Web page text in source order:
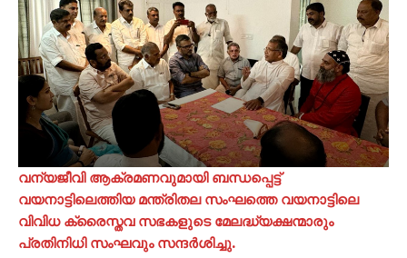
വന്യജീവി ആക്രമണവുമായി ബന്ധപ്പെട്ട്
വയനാട്ടിലെത്തിയ മന്ത്രിതല സംഘത്തെ വയനാട്ടിലെ
വിവിധ ക്രൈസ്തവ സഭകളുടെ മേലദ്ധ്യക്ഷന്മാരും
പ്രതിനിധി സംഘവും സന്ദർശിച്ചു.